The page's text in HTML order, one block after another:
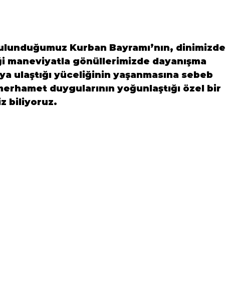
Kurban Bayramı’nın, dinimizde
maneviyatla gönüllerimizde dayanışma
ulaştığı yüceliğinin yaşanmasına sebeb
duygularının yoğunlaştığı özel bir
biliyoruz.